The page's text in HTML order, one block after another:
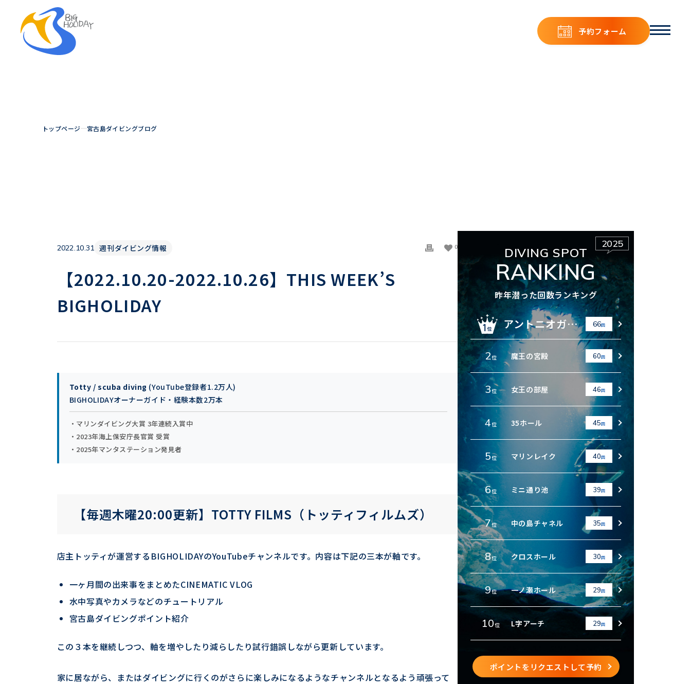
予約フォーム
トップページ 宮古島ダイビングブログ
2022.10.31 週刊ダイビング情報 0
【2022.10.20-2022.10.26】THIS WEEK’S
BIGHOLIDAY
Totty / scuba diving (YouTube登録者1.2万人)
BIGHOLIDAYオーナーガイド・経験本数2万本
・マリンダイビング大賞 3年連続入賞中
・2023年海上保安庁長官賞 受賞
・2025年マンタステーション発見者
【毎週木曜20:00更新】TOTTY FILMS（トッティフィルムズ）
店主トッティが運営するBIGHOLIDAYのYouTubeチャンネルです。内容は下記の三本が軸です。
一ヶ月間の出来事をまとめたCINEMATIC VLOG
水中写真やカメラなどのチュートリアル
宮古島ダイビングポイント紹介
この３本を継続しつつ、軸を増やしたり減らしたり試行錯誤しながら更新しています。
家に居ながら、またはダイビングに行くのがさらに楽しみになるようなチャンネルとなるよう頑張って
2025
DIVING SPOT
RANKING
昨年潜った回数ランキング
アントニオガウディ 66回
2位 魔王の宮殿 60回
3位 女王の部屋 46回
4位 35ホール 45回
5位 マリンレイク 40回
6位 ミニ通り池 39回
7位 中の島チャネル 35回
8位 クロスホール 30回
9位 一ノ瀬ホール 29回
10位 L字アーチ 29回
ポイントをリクエストして予約